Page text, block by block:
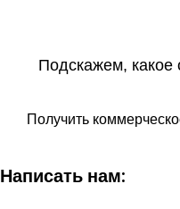
Подскажем, какое
Получить
Написать нам: